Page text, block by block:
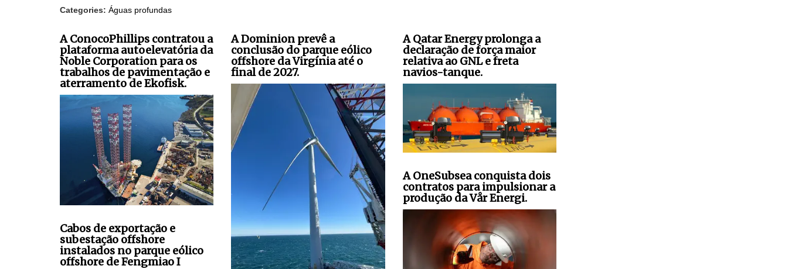
Categories: Águas profundas
A ConocoPhillips contratou a
plataforma autoelevatória da
Noble Corporation para os
trabalhos de pavimentação e
aterramento de Ekofisk.
Cabos de exportação e
subestação offshore
instalados no parque eólico
offshore de Fengmiao I
A Dominion prevê a
conclusão do parque eólico
offshore da Virgínia até o
final de 2027.
A Qatar Energy prolonga a
declaração de força maior
relativa ao GNL e freta
navios-tanque.
A OneSubsea conquista dois
contratos para impulsionar a
produção da Vår Energi.